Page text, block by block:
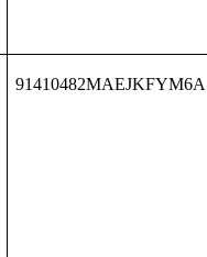
91410482MAEJKFYM6A